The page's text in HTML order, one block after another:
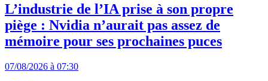
L’industrie de l’IA prise à son propre
piège : Nvidia n’aurait pas assez de
mémoire pour ses prochaines puces
07/08/2026 à 07:30